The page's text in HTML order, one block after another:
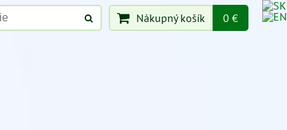
Nákupný košík 0 €